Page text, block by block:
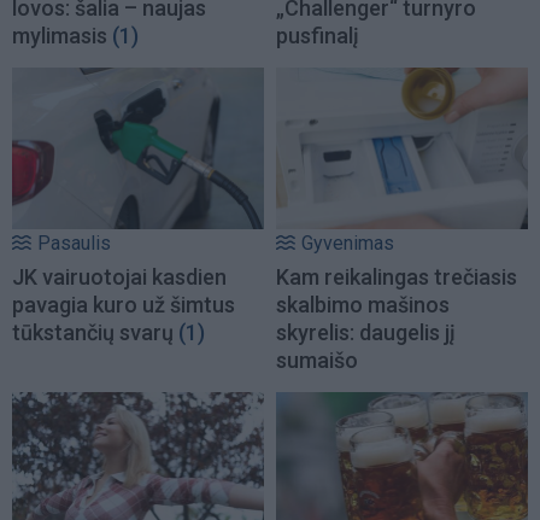
lovos: šalia – naujas
mylimasis (1)
„Challenger“ turnyro
pusfinalį
Pasaulis
JK vairuotojai kasdien
pavagia kuro už šimtus
tūkstančių svarų (1)
Gyvenimas
Kam reikalingas trečiasis
skalbimo mašinos
skyrelis: daugelis jį
sumaišo